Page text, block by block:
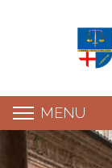
MENU